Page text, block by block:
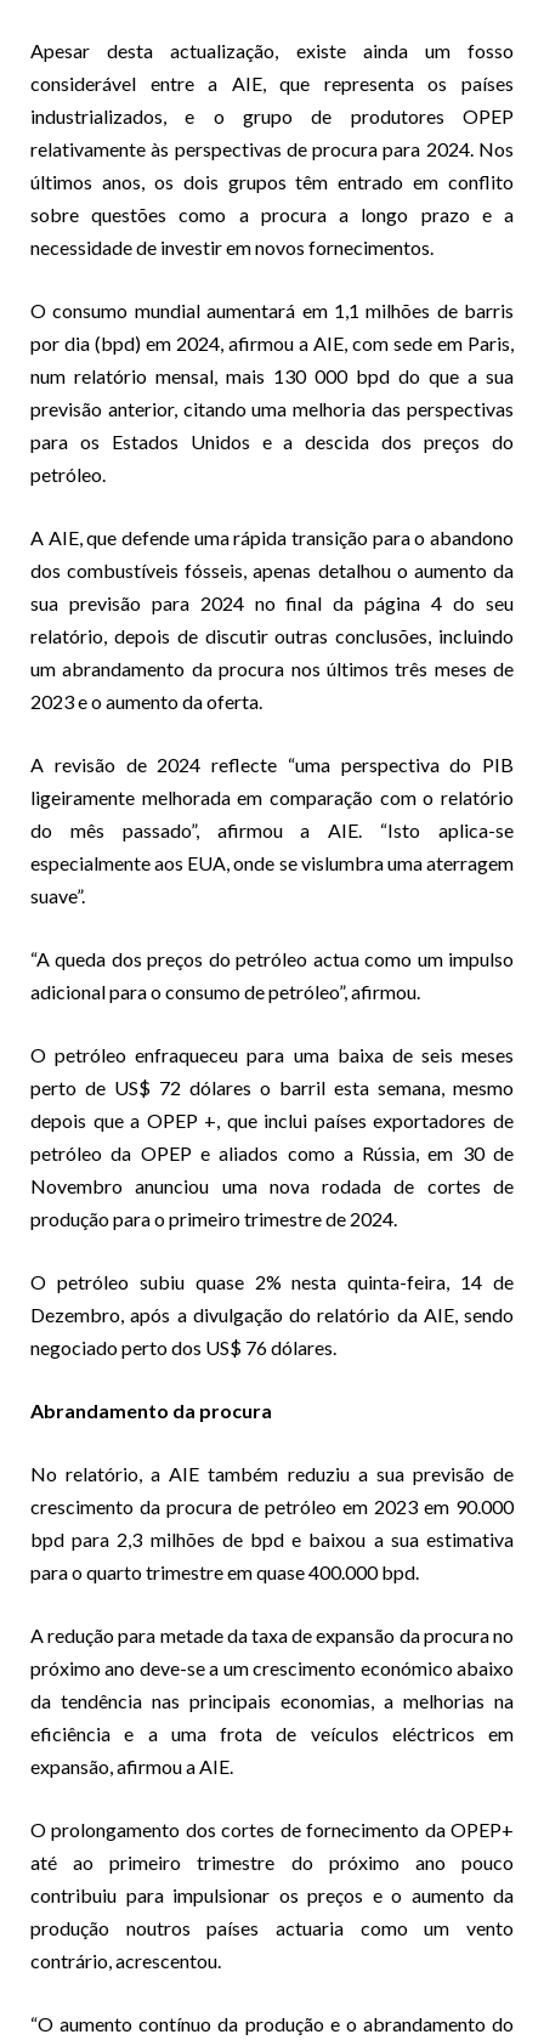
Apesar desta actualização, existe ainda um fosso
considerável entre a AIE, que representa os países
industrializados, e o grupo de produtores OPEP
relativamente às perspectivas de procura para 2024. Nos
últimos anos, os dois grupos têm entrado em conflito
sobre questões como a procura a longo prazo e a
necessidade de investir em novos fornecimentos.
O consumo mundial aumentará em 1,1 milhões de barris
por dia (bpd) em 2024, afirmou a AIE, com sede em Paris,
num relatório mensal, mais 130 000 bpd do que a sua
previsão anterior, citando uma melhoria das perspectivas
para os Estados Unidos e a descida dos preços do
petróleo.
A AIE, que defende uma rápida transição para o abandono
dos combustíveis fósseis, apenas detalhou o aumento da
sua previsão para 2024 no final da página 4 do seu
relatório, depois de discutir outras conclusões, incluindo
um abrandamento da procura nos últimos três meses de
2023 e o aumento da oferta.
A revisão de 2024 reflecte “uma perspectiva do PIB
ligeiramente melhorada em comparação com o relatório
do mês passado”, afirmou a AIE. “Isto aplica-se
especialmente aos EUA, onde se vislumbra uma aterragem
suave”.
“A queda dos preços do petróleo actua como um impulso
adicional para o consumo de petróleo”, afirmou.
O petróleo enfraqueceu para uma baixa de seis meses
perto de US$ 72 dólares o barril esta semana, mesmo
depois que a OPEP +, que inclui países exportadores de
petróleo da OPEP e aliados como a Rússia, em 30 de
Novembro anunciou uma nova rodada de cortes de
produção para o primeiro trimestre de 2024.
O petróleo subiu quase 2% nesta quinta-feira, 14 de
Dezembro, após a divulgação do relatório da AIE, sendo
negociado perto dos US$ 76 dólares.
Abrandamento da procura
No relatório, a AIE também reduziu a sua previsão de
crescimento da procura de petróleo em 2023 em 90.000
bpd para 2,3 milhões de bpd e baixou a sua estimativa
para o quarto trimestre em quase 400.000 bpd.
A redução para metade da taxa de expansão da procura no
próximo ano deve-se a um crescimento económico abaixo
da tendência nas principais economias, a melhorias na
eficiência e a uma frota de veículos eléctricos em
expansão, afirmou a AIE.
O prolongamento dos cortes de fornecimento da OPEP+
até ao primeiro trimestre do próximo ano pouco
contribuiu para impulsionar os preços e o aumento da
produção noutros países actuaria como um vento
contrário, acrescentou.
“O aumento contínuo da produção e o abrandamento do